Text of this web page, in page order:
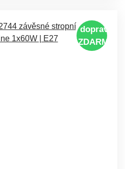
doprava
ZDARMA